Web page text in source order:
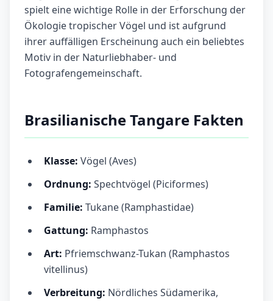
spielt eine wichtige Rolle in der Erforschung der
Ökologie tropischer Vögel und ist aufgrund
ihrer auffälligen Erscheinung auch ein beliebtes
Motiv in der Naturliebhaber- und
Fotografengemeinschaft.
Brasilianische Tangare Fakten
Klasse: Vögel (Aves)
Ordnung: Spechtvögel (Piciformes)
Familie: Tukane (Ramphastidae)
Gattung: Ramphastos
Art: Pfriemschwanz-Tukan (Ramphastos
vitellinus)
Verbreitung: Nördliches Südamerika,